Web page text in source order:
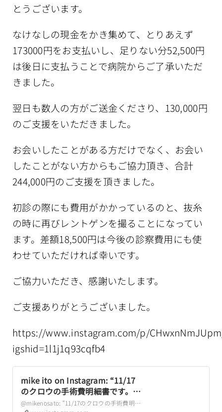
とうございます。
なけなしの現金をかき集めて、とりあえず
173000円をお支払いし、足りない分52,500円
は後日に支払うことで病院からご了承いただ
きました。
翌日も数人の方がご送金くださり、130,000円
のご支援をいただきました。
お会いしたことがある方だけでなく、お会い
したことがない方からもご協力頂き、合計
244,000円のご支援を頂きました。
初診の際にも費用がかかっているのと、抜糸
の時に再びレントゲンを撮ることになってい
ます。差額18,500円は今後の診察費用にも使
わせていただければ幸いです。
ご協力いただき、感謝いたします。
ご支援ありがとうございました。
https://www.instagram.com/p/
igshid=1l1j1q93cqfb4
mike ito on Instagram: “11/17
のクロウの手術費明細書です。
当初の予想より高額になり、
@mikenosato: “11/17のクロウの手術費明細書です。 当初の予想より高額になり、225,500円でした。 プレートだけで10万円以上するそうです。 3時間半に及ぶ長い手術となりました。…”